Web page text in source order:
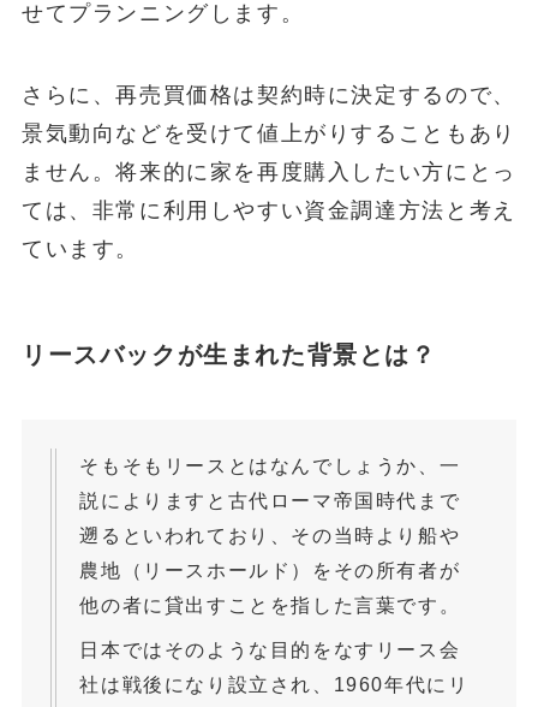
せてプランニングします。
さらに、再売買価格は契約時に決定するので、
景気動向などを受けて値上がりすることもあり
ません。将来的に家を再度購入したい方にとっ
ては、非常に利用しやすい資金調達方法と考え
ています。
リースバックが生まれた背景とは？
そもそもリースとはなんでしょうか、一
説によりますと古代ローマ帝国時代まで
遡るといわれており、その当時より船や
農地（リースホールド）をその所有者が
他の者に貸出すことを指した言葉です。
日本ではそのような目的をなすリース会
社は戦後になり設立され、1960年代にリ